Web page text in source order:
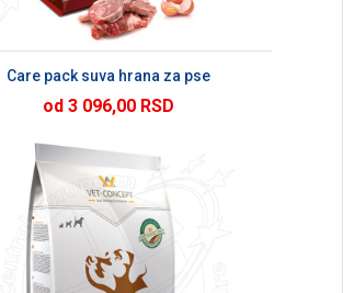
Care pack suva hrana za pse
od 3 096,00 RSD